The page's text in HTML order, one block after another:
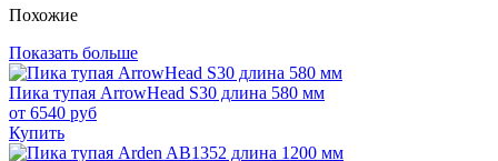
Похожие
Показать больше
Пика тупая ArrowHead S30 длина 580 мм
от 6540 руб
Купить